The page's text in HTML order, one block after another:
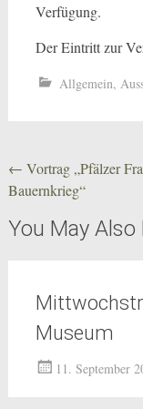
Verfügung.
Der Eintritt zur
Allgemein,
← Vortrag „Pfälzer
Bauernkrieg“
You May Also
Museum
11. September